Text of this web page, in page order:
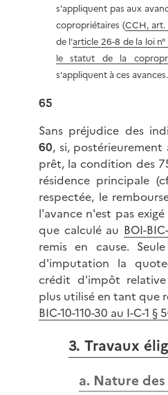
s'appliquent pas aux
copropriétaires (CCH, art.
de l'article 26-8 de la loi
le statut de la
s'appliquent à ces avances.
65
Sans préjudice des
60, si,
prêt, la condition des
résidence principale
respectée, le
l'avance n'est pas
que calculé au BOI-
remis en cause.
d'imputation la
crédit d'impôt
plus utilisé en tant que
BIC-10-110-30 au I-C-1 §
3. Travaux
a. Nature